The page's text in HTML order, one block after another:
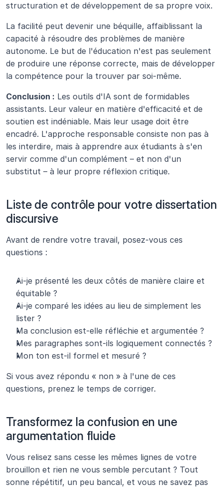
structuration et de développement de sa propre voix.
La facilité peut devenir une béquille, affaiblissant la
capacité à résoudre des problèmes de manière
autonome. Le but de l'éducation n'est pas seulement
de produire une réponse correcte, mais de développer
la compétence pour la trouver par soi-même.
Conclusion : Les outils d'IA sont de formidables
assistants. Leur valeur en matière d'efficacité et de
soutien est indéniable. Mais leur usage doit être
encadré. L'approche responsable consiste non pas à
les interdire, mais à apprendre aux étudiants à s'en
servir comme d'un complément – et non d'un
substitut – à leur propre réflexion critique.
Liste de contrôle pour votre dissertation
discursive
Avant de rendre votre travail, posez-vous ces
questions :
Ai-je présenté les deux côtés de manière claire et
équitable ?
Ai-je comparé les idées au lieu de simplement les
lister ?
Ma conclusion est-elle réfléchie et argumentée ?
Mes paragraphes sont-ils logiquement connectés ?
Mon ton est-il formel et mesuré ?
Si vous avez répondu « non » à l'une de ces
questions, prenez le temps de corriger.
Transformez la confusion en une
argumentation fluide
Vous relisez sans cesse les mêmes lignes de votre
brouillon et rien ne vous semble percutant ? Tout
sonne répétitif, un peu bancal, et vous ne savez pas